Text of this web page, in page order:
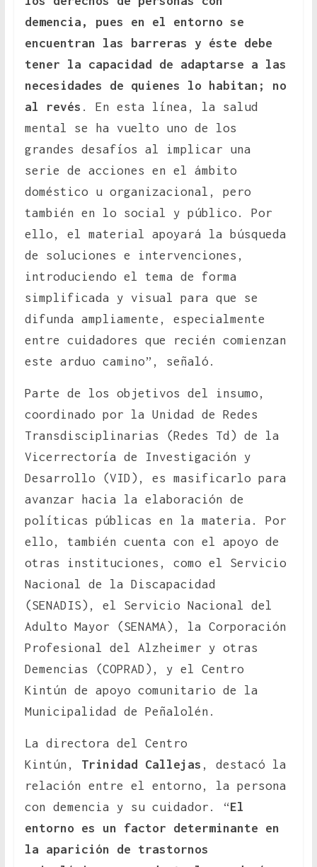
demencia, pues en el entorno se
encuentran las barreras y éste debe
tener la capacidad de adaptarse a las
necesidades de quienes lo habitan; no
al revés . En esta línea, la salud
mental se ha vuelto uno de los
grandes desafíos al implicar una
serie de acciones en el ámbito
doméstico u organizacional, pero
también en lo social y público. Por
ello, el material apoyará la búsqueda
de soluciones e intervenciones,
introduciendo el tema de forma
simplificada y visual para que se
difunda ampliamente, especialmente
entre cuidadores que recién comienzan
este arduo camino”, señaló.
Parte de los objetivos del insumo,
coordinado por la Unidad de Redes
Transdisciplinarias (Redes Td) de la
Vicerrectoría de Investigación y
Desarrollo (VID), es masificarlo para
avanzar hacia la elaboración de
políticas públicas en la materia. Por
ello, también cuenta con el apoyo de
otras instituciones, como el Servicio
Nacional de la Discapacidad
(SENADIS), el Servicio Nacional del
Adulto Mayor (SENAMA), la Corporación
Profesional del Alzheimer y otras
Demencias (COPRAD), y el Centro
Kintún de apoyo comunitario de la
Municipalidad de Peñalolén.
La directora del Centro
Kintún,
Trinidad Callejas , destacó la
relación entre el entorno, la persona
con demencia y su cuidador. “El
entorno es un factor determinante en
la aparición de trastornos